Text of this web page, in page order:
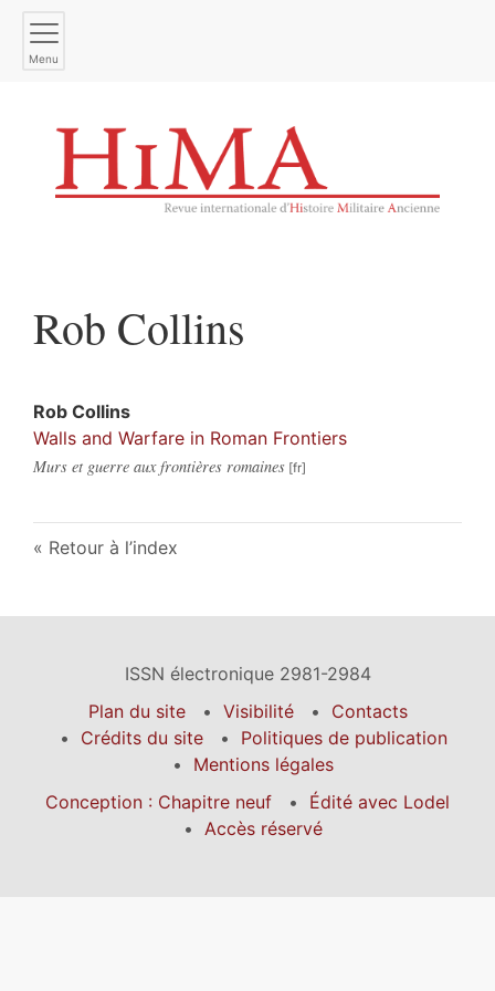
Menu
Rob Collins
Rob Collins
Walls and Warfare in Roman Frontiers
Murs et guerre aux frontières romaines
Retour à l’index
ISSN électronique 2981-2984
Plan du site
Visibilité
Contacts
Crédits du site
Politiques de publication
Mentions légales
Conception : Chapitre neuf
Édité avec Lodel
Accès réservé